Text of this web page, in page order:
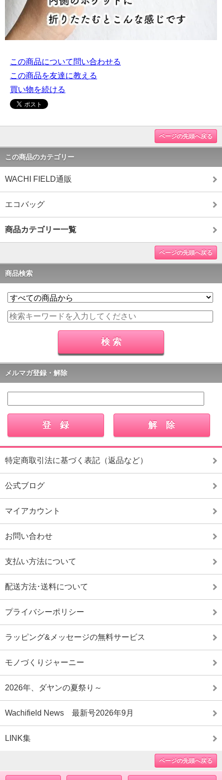
この商品について問い合わせる
この商品を友達に教える
買い物を続ける
ページの先頭へ戻る
この商品のカテゴリー
WACHI FIELD通販
エコバッグ
商品カテゴリー一覧
ページの先頭へ戻る
商品検索
メルマガ登録・解除
特定商取引法に基づく表記（返品など）
公式ブログ
マイアカウント
お問い合わせ
支払い方法について
配送方法･送料について
プライバシーポリシー
ラッピング&メッセージの無料サービス
モノづくりジャーニー
2026年、ダヤンの夏祭り～
Wachifield News 最新号2026年9月
LINK集
ページの先頭へ戻る